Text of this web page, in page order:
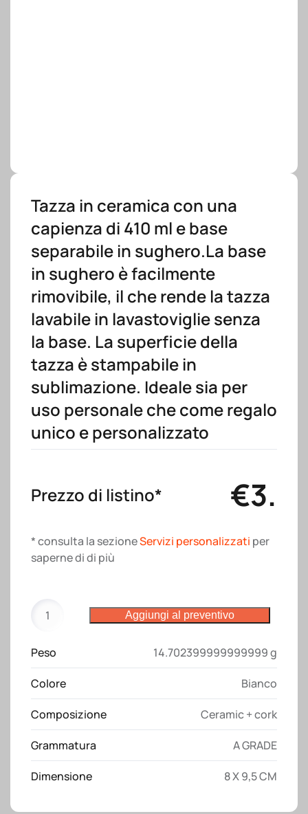
Tazza in ceramica con una
capienza di 410 ml e base
separabile in sughero.La base
in sughero è facilmente
rimovibile, il che rende la tazza
lavabile in lavastoviglie senza
la base. La superficie della
tazza è stampabile in
sublimazione. Ideale sia per
uso personale che come regalo
unico e personalizzato
Prezzo di listino* €
* consulta la sezioneServizi personalizzati per
saperne di di più
da
410
ml
base
separabile
in
sughero
Aggiungi al preventivo
Peso 14.702399999999999 g
Colore Bianco
Composizione Ceramic + cork
Grammatura A GRADE
Dimensione 8 X 9,5 CM